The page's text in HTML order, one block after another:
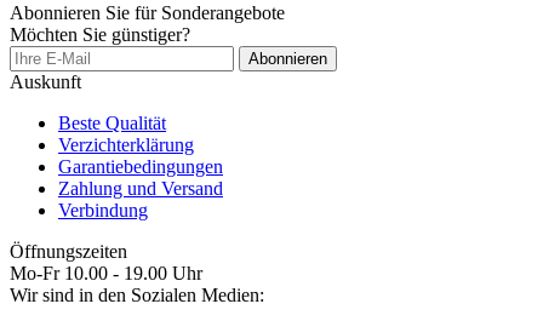
Abonnieren Sie für Sonderangebote
Möchten Sie günstiger?
Abonnieren
Auskunft
Beste Qualität
Verzichterklärung
Garantiebedingungen
Zahlung und Versand
Verbindung
Öffnungszeiten
Mo-Fr 10.00 - 19.00 Uhr
Wir sind in den Sozialen Medien: